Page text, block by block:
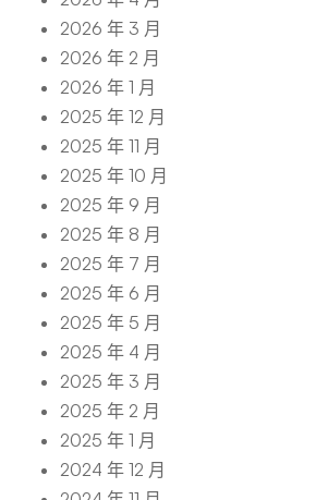
2026 年 3 月
2026 年 2 月
2026 年 1 月
2025 年 12 月
2025 年 11 月
2025 年 10 月
2025 年 9 月
2025 年 8 月
2025 年 7 月
2025 年 6 月
2025 年 5 月
2025 年 4 月
2025 年 3 月
2025 年 2 月
2025 年 1 月
2024 年 12 月